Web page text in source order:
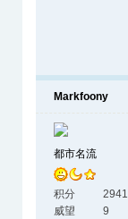
Markfoony
都市名流
积分
2941
威望
9